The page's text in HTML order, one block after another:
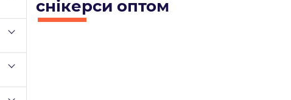
снікерси оптом